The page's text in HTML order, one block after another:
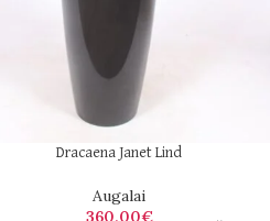
Dracaena Janet Lind
Augalai
360,00€